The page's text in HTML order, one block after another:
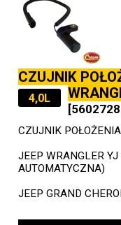
CZUJNIK
4,0L
CZUJNIK
JEEP WRANGLER
AUTOMATYCZNA)
JEEP GRAND